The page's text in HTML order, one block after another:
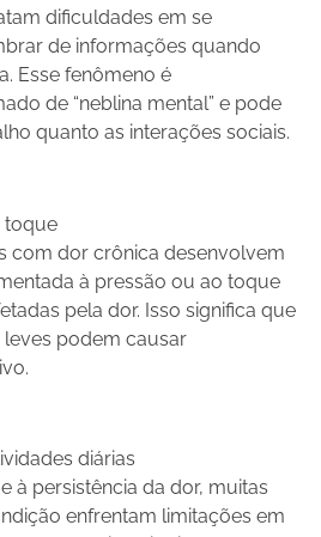
dificuldades em se
de informações quando
Esse fenômeno é
de “neblina mental” e pode
quanto as interações sociais.
toque
com dor crônica desenvolvem
à pressão ou ao toque
pela dor. Isso significa que
podem causar
diárias
à persistência da dor, muitas
enfrentam limitações em